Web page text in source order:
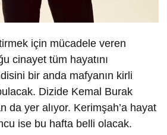
için mücadele veren
cinayet tüm hayatını
bir anda mafyanın kirli
Dizide Kemal Burak
da yer alıyor. Kerimşah’a hayat
ise bu hafta belli olacak.